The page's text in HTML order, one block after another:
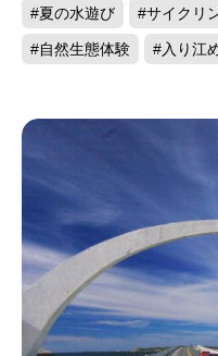
馬祖
台湾海峡の西北にあ
す。花崗岩を中心に
あり、美しい曲線を
など、自然の生態資
件の制限を受け、閩
る住宅形態を採って
設置された軍事施設
#夏の水遊び #サイクリ
#自然生態体験 #入り江